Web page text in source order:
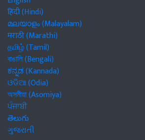
हिंदी (Hindi)
മലയാളം (Malayalam)
मराठी (Marathi)
தமிழ் (Tamil)
বাঙালি (Bengali)
ಕನ್ನಡ (Kannada)
ଓଡିଆ (Odia)
অসমীয়া (Asomiya)
ਪੰਜਾਬੀ
తెలుగు
ગુજરાતી